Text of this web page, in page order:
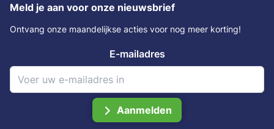
Meld je aan voor onze nieuwsbrief
Ontvang onze maandelijkse acties voor nog meer korting!
E-mailadres
Aanmelden